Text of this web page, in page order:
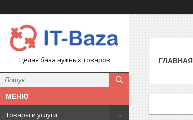
Целая база нужных товаров
Товары и услуги
ГЛАВНАЯ